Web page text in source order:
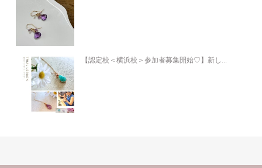
【認定校＜横浜校＞参加者募集開始♡】新し...